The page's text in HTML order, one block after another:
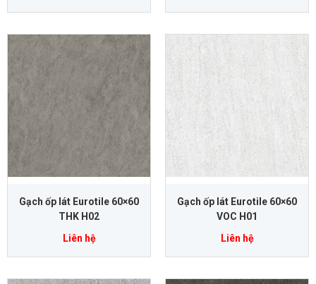
Gạch ốp lát Eurotile 60×60
THK H02
Liên hệ
Gạch ốp lát Eurotile 60×60
VOC H01
Liên hệ